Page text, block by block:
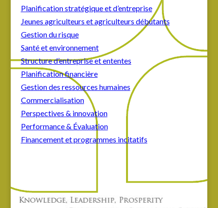
Planification stratégique et d’entreprise
Jeunes agriculteurs et agriculteurs débutants
Gestion du risque
Santé et environnement
Structure d’entreprise et ententes
Planification financière
Gestion des ressources humaines
Commercialisation
Perspectives & innovation
Performance & Évaluation
Financement et programmes incitatifs